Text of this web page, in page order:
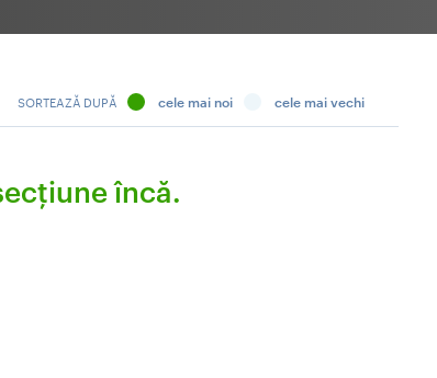
SORTEAZĂ DUPĂ cele mai noi cele mai vechi
încă.